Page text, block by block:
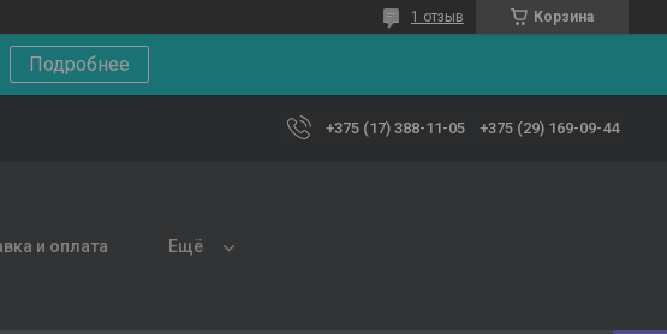
Корзина
1 отзыв
Подробнее
+375 (17) 388-11-05 +375 (29) 169-09-44
и оплата Ещё